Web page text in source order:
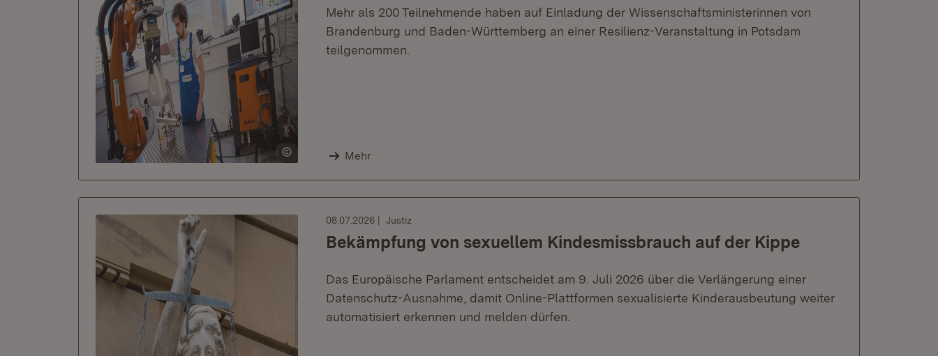
Mehr als 200 Teilnehmende haben auf Einladung der Wissenschaftsministerinnen von
Brandenburg und Baden-Württemberg an einer Resilienz-Veranstaltung in Potsdam
teilgenommen.
Mehr
08.07.2026 Justiz
Bekämpfung von sexuellem Kindesmissbrauch auf der Kippe
Das Europäische Parlament entscheidet am 9. Juli 2026 über die Verlängerung einer
Datenschutz-Ausnahme, damit Online-Plattformen sexualisierte Kinderausbeutung weiter
automatisiert erkennen und melden dürfen.